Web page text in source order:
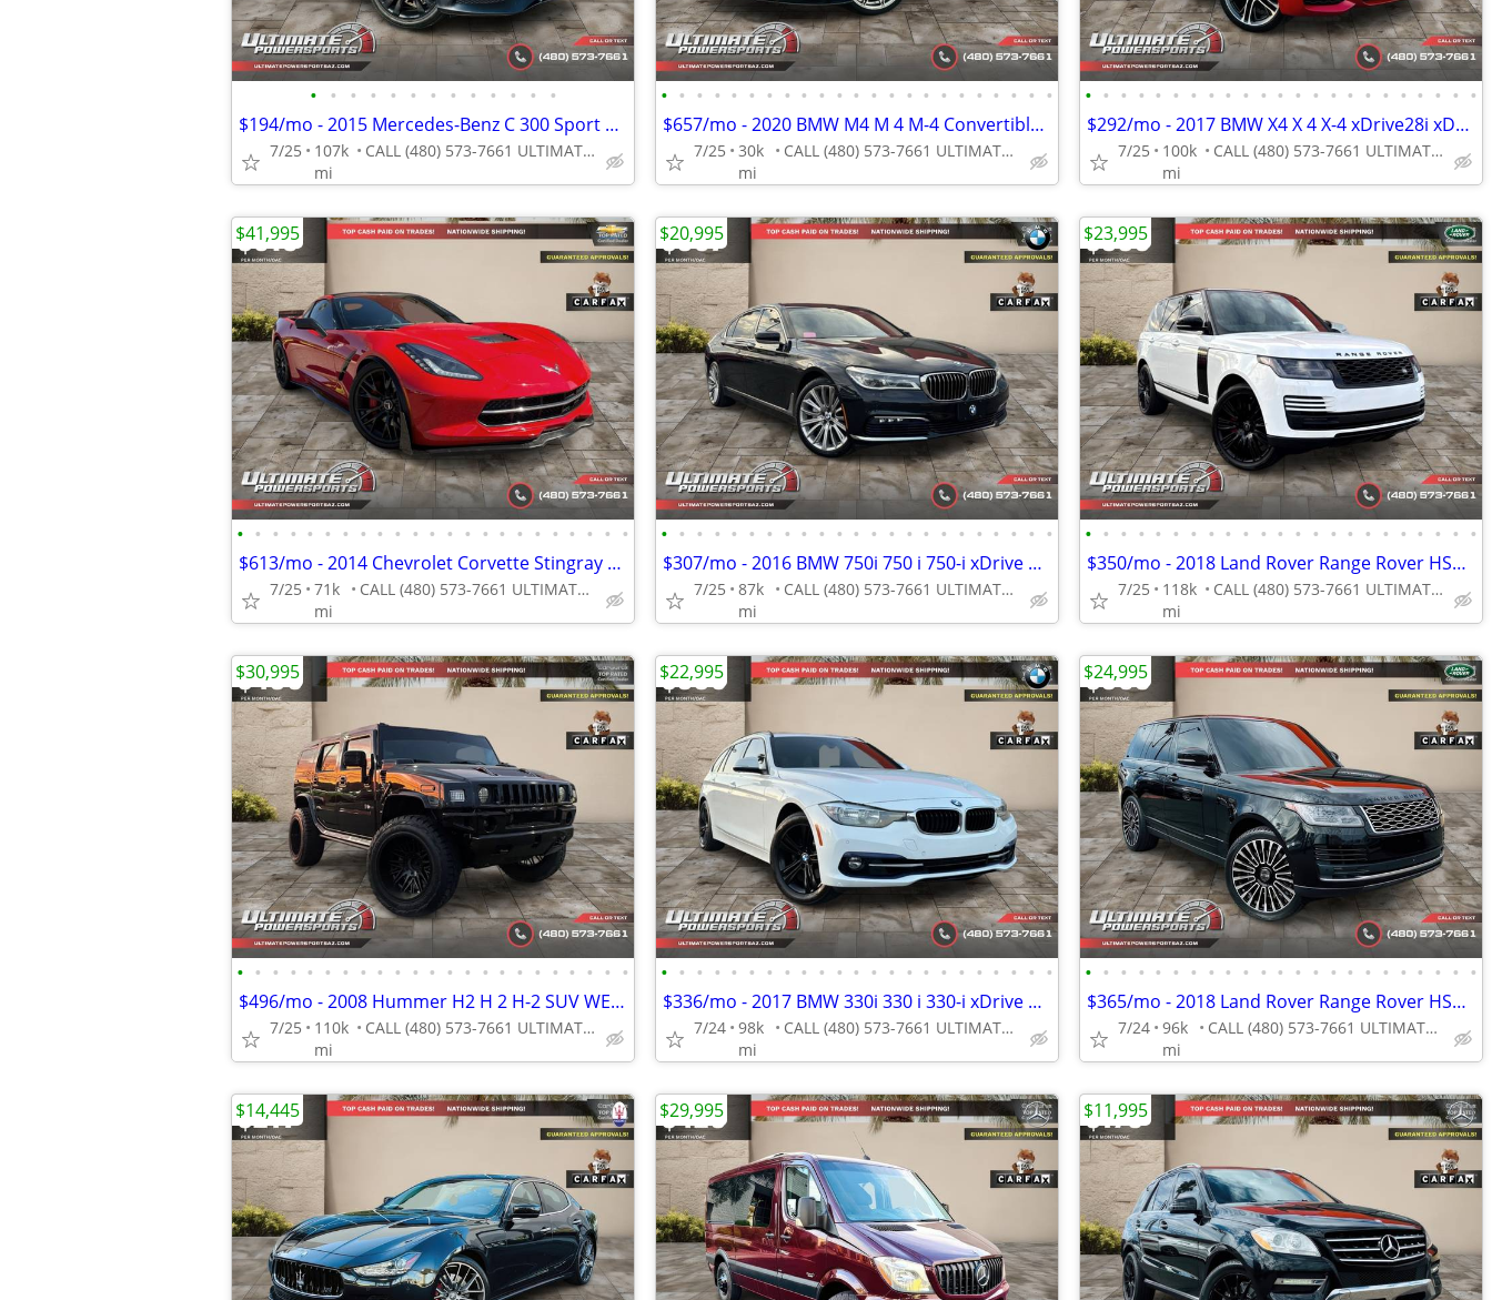
• • • • • • • • • • • • •
$194/mo - 2015 Mercedes-Benz C 300 Sport WE FINANCE ALL CREDIT! DRIVE
7/25
107k
mi
CALL (480) 573-7661 ULTIMATE POWERSPORTS
• • • • • • • • • • • • • • • • • • • • • • •
$657/mo - 2020 BMW M4 M 4 M-4 Convertible Competition WE FINANCE ALL C
7/25
30k
mi
CALL (480) 573-7661 ULTIMATE POWERSPORTS
• • • • • • • • • • • • • • • • • • • • • • •
$292/mo - 2017 BMW X4 X 4 X-4 xDrive28i xDrive 28 i xDrive-28-i M Spor
7/25
100k
mi
CALL (480) 573-7661 ULTIMATE POWERSPORTS
• • • • • • • • • • • • • • • • • • • • • • •
$613/mo - 2014 Chevrolet Corvette Stingray Z51 3LT WE FINANCE ALL CRED
7/25
71k
mi
CALL (480) 573-7661 ULTIMATE POWERSPORTS
$41,995
• • • • • • • • • • • • • • • • • • • • • • •
$307/mo - 2016 BMW 750i 750 i 750-i xDrive ~V8 W/ Carmel Brown Interio
7/25
87k
mi
CALL (480) 573-7661 ULTIMATE POWERSPORTS
$20,995
• • • • • • • • • • • • • • • • • • • • • • •
$350/mo - 2018 Land Rover Range Rover HSE WE FINANCE ALL CREDIT! DRIVE
7/25
118k
mi
CALL (480) 573-7661 ULTIMATE POWERSPORTS
$23,995
• • • • • • • • • • • • • • • • • • • • • • •
$496/mo - 2008 Hummer H2 H 2 H-2 SUV WE FINANCE ALL CREDIT! DRIVE TODA
7/25
110k
mi
CALL (480) 573-7661 ULTIMATE POWERSPORTS
$30,995
• • • • • • • • • • • • • • • • • • • • • • •
$336/mo - 2017 BMW 330i 330 i 330-i xDrive SPORTWAGON WE FINANCE ALL C
7/24 98k
mi
CALL (480) 573-7661 ULTIMATE POWERSPORTS
$22,995
• • • • • • • • • • • • • • • • • • • • • • •
$365/mo - 2018 Land Rover Range Rover HSE WE FINANCE ALL CREDIT! DRIVE
7/24 96k
mi
CALL (480) 573-7661 ULTIMATE POWERSPORTS
$24,995
$14,445 $29,995 $11,995